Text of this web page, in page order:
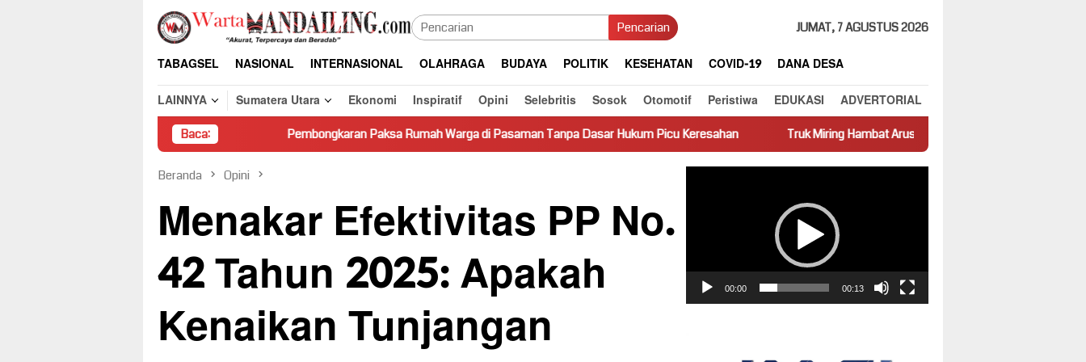
Loncat
konten
Pencarian JUMAT, 7 AGUSTUS 2026
TABAGSEL NASIONAL INTERNASIONAL OLAHRAGA BUDAYA POLITIK KESEHATAN COVID-19
DANA DESA
LAINNYA
Sumatera Utara Ekonomi Inspiratif Opini Selebritis Sosok Otomotif Peristiwa EDUKASI ADVERTORIAL
Baca:
Pembongkaran Paksa Rumah Warga di Pasaman Tanpa Dasar Hukum Picu Keresahan Truk Miring Hambat Arus Lalu Lintas di Jalan Panti–Simpang Empat
Beranda Opini
Menakar Efektivitas PP No.
42 Tahun 2025: Apakah
Kenaikan Tunjangan
00:00 00:13